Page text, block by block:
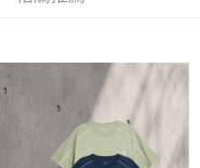
護人之同意方可使用
損失，本公司不負相關責
號之用戶狀況，依本公司即